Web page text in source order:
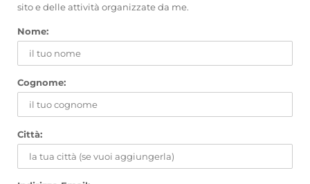
sito e delle attività organizzate da me.
Nome:
Cognome:
Città: